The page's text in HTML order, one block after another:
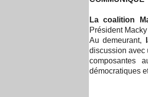
La coalition
Président
Au demeurant,
discussion avec
composantes
démocratiques